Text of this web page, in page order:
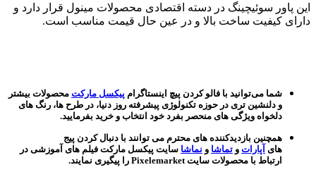
این پاور سوئیچینگ در دسته اقتصادی محصولات مینول قرار دارد و
دارای کیفیت ساخت بالا و در عین حال قیمت مناسب است.
شما می‌توانید با فالو کردن پیچ اینستاگرام پیکسل مارکت محصولات بیشتر
و دلنشین تری در حوزه تکنولوژی پیشرفته روز دنیا، در طرح ها، رنگ های
دلخواه ویژگی های منحصر بفرد خود انتخاب و خرید بفرمایید.
همچنین بازدیدکننده های محترم می توانند با دنبال کردن پیج
های آپارات و تماشا و نماشا سایت پیکسل مارکت فیلم های آموزشی در
ارتباط با محصولات سایت Pixelemarket را پیگیری نمایند.